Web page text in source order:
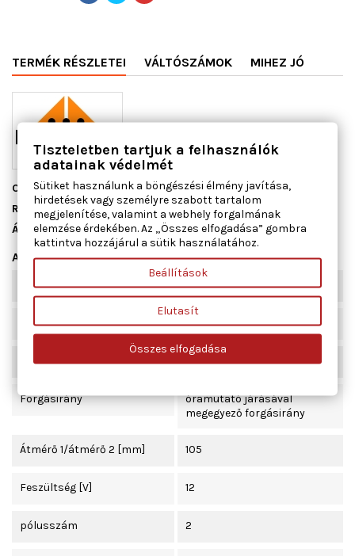
TERMÉK RÉSZLETEI VÁLTÓSZÁMOK MIHEZ JÓ
Cikkszám34181
Raktáron 5 db
Állapot Új
Adatlap
Forma négyszögletes
Névleges teljesítmény [W] 246
Ház típus ház nélkül
Forgásirány
óramutató járásával
megegyező forgásirány
Átmérő 1/átmérő 2 [mm] 105
Feszültség [V] 12
pólusszám 2
Tiszteletben tartjuk a felhasználók
adatainak védelmét
Sütiket használunk a böngészési élmény javítása,
hirdetések vagy személyre szabott tartalom
megjelenítése, valamint a webhely forgalmának
elemzése érdekében. Az „Összes elfogadása” gombra
kattintva hozzájárul a sütik használatához.
Beállítások
Elutasít
Összes elfogadása